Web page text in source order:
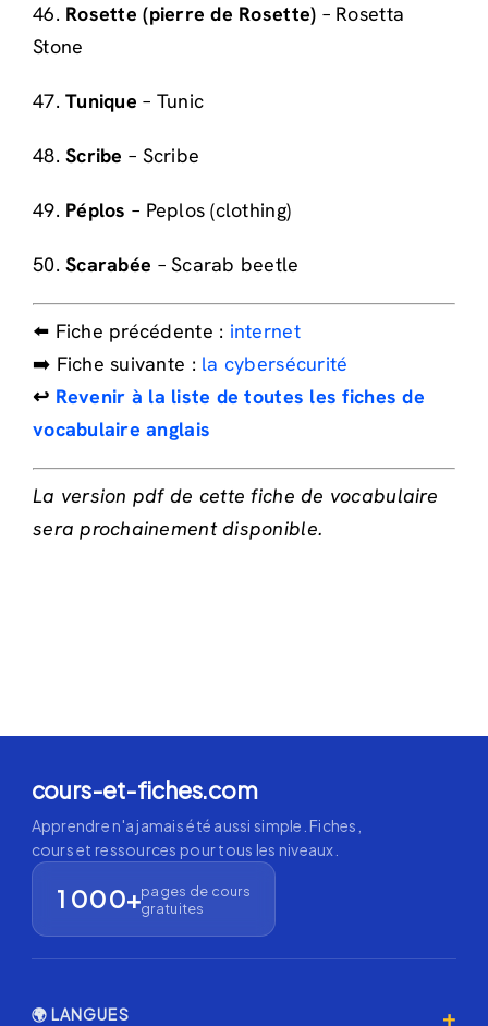
46. Rosette (pierre de Rosette) – Rosetta
Stone
47.Tunique – Tunic
48.Scribe – Scribe
49. Péplos – Peplos (clothing)
50.Scarabée – Scarab beetle
⬅️ Fiche précédente : internet
➡️ Fiche suivante : la cybersécurité
↩️ Revenir à la liste de toutes les fiches de
vocabulaire anglais
La version pdf de cette fiche de vocabulaire
sera prochainement disponible.
cours-et-fiches.com
Apprendre n'a jamais été aussi simple. Fiches,
cours et ressources pour tous les niveaux.
1 000+pages de cours
gratuites
🌍 LANGUES +